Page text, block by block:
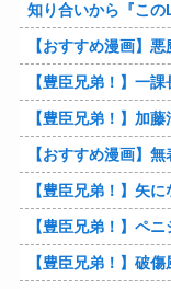
知り合いから『こ
【おすすめ漫画】
【豊臣兄弟！】一
【豊臣兄弟！】加
【おすすめ漫画】
【豊臣兄弟！】矢
【豊臣兄弟！】ペニ
【豊臣兄弟！】破